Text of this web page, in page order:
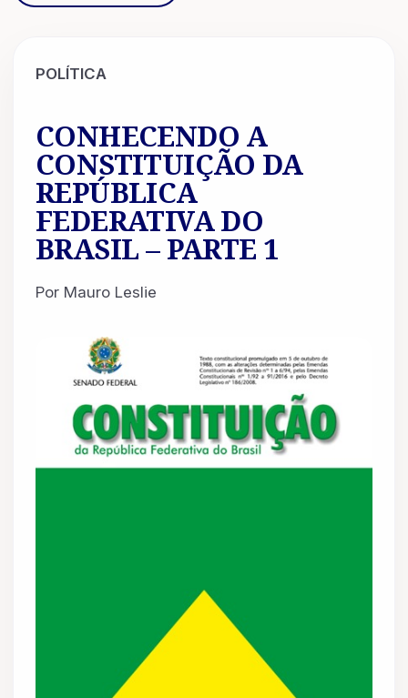
POLÍTICA
CONHECENDO A
CONSTITUIÇÃO DA
REPÚBLICA
FEDERATIVA DO
BRASIL – PARTE 1
Por Mauro Leslie